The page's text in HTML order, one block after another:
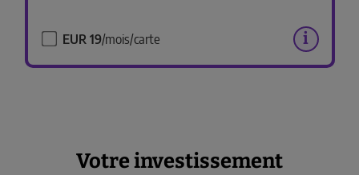
EUR 19/mois/carte i
Votre investissement